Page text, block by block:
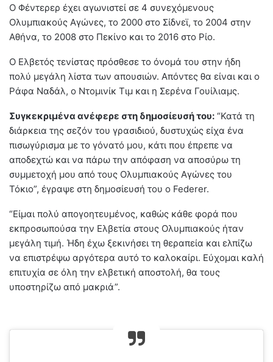
Ο Φέντερερ έχει αγωνιστεί σε 4 συνεχόμενους
Ολυμπιακούς Αγώνες, το 2000 στο Σίδνεϊ, το 2004 στην
Αθήνα, το 2008 στο Πεκίνο και το 2016 στο Ρίο.
O Ελβετός τενίστας πρόσθεσε το όνομά του στην ήδη
πολύ μεγάλη λίστα των απουσιών. Απόντες θα είναι και ο
Ράφα Ναδάλ, ο Ντομινίκ Τιμ και η Σερένα Γουίλιαμς.
Συγκεκριμένα ανέφερε στη δημοσίευσή του: “Κατά τη
διάρκεια της σεζόν του γρασιδιού, δυστυχώς είχα ένα
πισωγύρισμα με το γόνατό μου, κάτι που έπρεπε να
αποδεχτώ και να πάρω την απόφαση να αποσύρω τη
συμμετοχή μου από τους Ολυμπιακούς Αγώνες του
Τόκιο”, έγραψε στη δημοσίευσή του ο Federer.
“Είμαι πολύ απογοητευμένος, καθώς κάθε φορά που
εκπροσωπούσα την Ελβετία στους Ολυμπιακούς ήταν
μεγάλη τιμή. Ήδη έχω ξεκινήσει τη θεραπεία και ελπίζω
να επιστρέψω αργότερα αυτό το καλοκαίρι. Εύχομαι καλή
επιτυχία σε όλη την ελβετική αποστολή, θα τους
υποστηρίζω από μακριά”.